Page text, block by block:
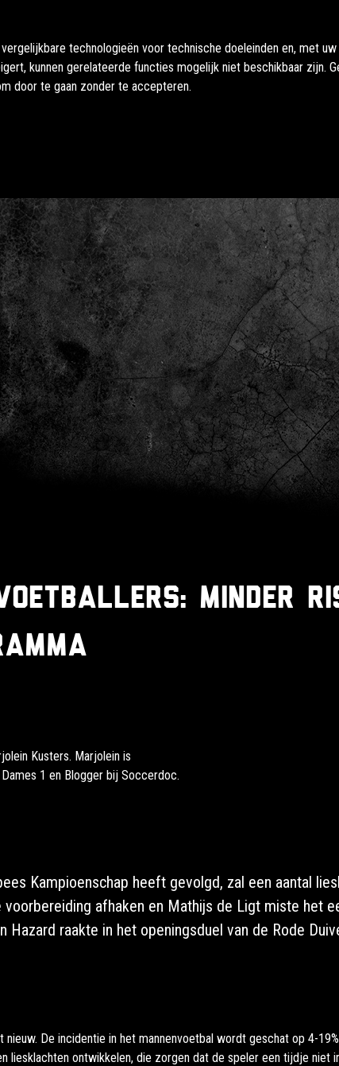
technologieën voor technische doeleinden en, met
kunnen gerelateerde functies mogelijk niet beschikbaar zijn.
door te gaan zonder te accepteren.
Minder
Kusters. Marjolein is
1 en Blogger bij Soccerdoc.
Kampioenschap heeft gevolgd, zal een aantal
afhaken en Mathijs de Ligt miste het
Hazard raakte in het openingsduel van de Rode
De incidentie in het mannenvoetbal wordt geschat op 4-
liesklachten ontwikkelen, die zorgen dat de speler een tijdje niet